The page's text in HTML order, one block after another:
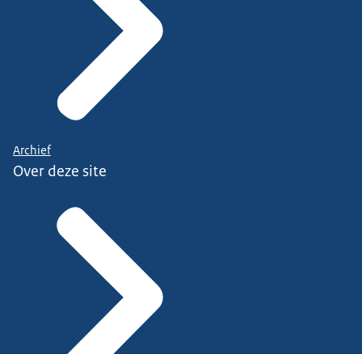
Archief
Over deze site